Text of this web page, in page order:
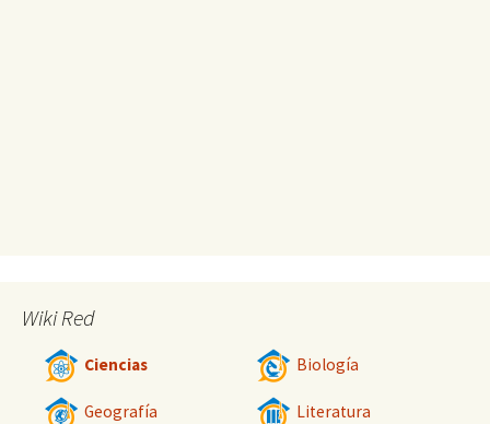
Wiki Red
Ciencias Biología
Geografía Literatura